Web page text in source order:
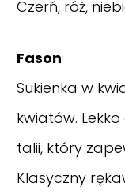
Czerń, róż,
Fason
Sukienka w
kwiatów.
talii, który
Klasyczny